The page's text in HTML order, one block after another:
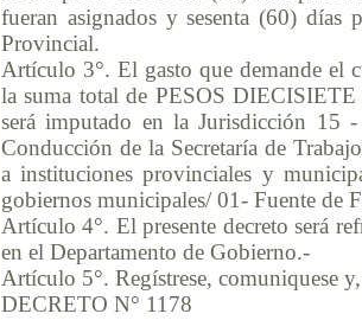
fueran asignados y sesenta (60)
Provincial.
Artículo 3°. El gasto que demande el
la suma total de PESOS
será imputado en la Jurisdicción 15
Conducción de la Secretaría de
a instituciones provinciales y
gobiernos municipales/ 01- Fuente de
Artículo 4°. El presente decreto será
en el Departamento de Gobierno.-
Artículo 5°. Regístrese, comuniquese
DECRETO N° 1178